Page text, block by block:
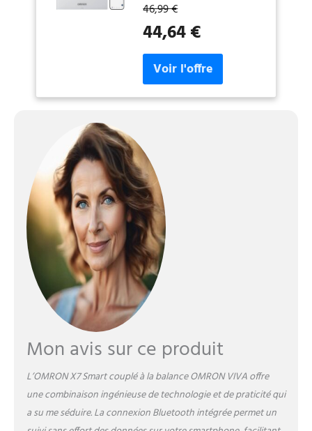
suffit de poser le pied sur la
surface pour démarrer la
pesée Le grand écran LCD
facile à lire de la balance
pèse personne garantit des
résultats clairs sans épuiser
la batterie — la balance
synchronisée avec
l’application OMRON
Connect Les données de la
balance de précision
OMRON HN300T2 peuvent
être combinées avec
d’autres mesures de santé,
comme la tension artérielle,
provenant d’autres appareils
OMRON Ce balance pèse
personne supporte 2
utilisateurs et inclut un
aux invités de suivre
IMC.
46,99 €
44,64 €
Mon avis sur ce produit
L’OMRON X7 Smart couplé à la balance OMRON VIVA offre
une combinaison ingénieuse de technologie et de praticité qui
a su me séduire. La connexion Bluetooth intégrée permet un